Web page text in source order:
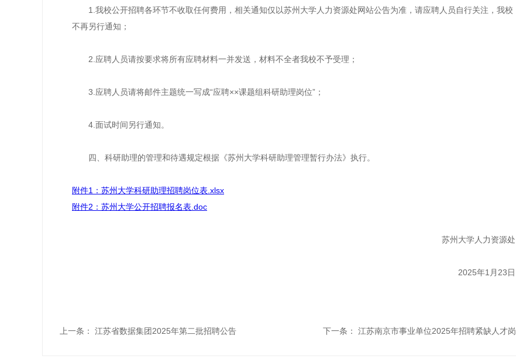
1.我校公开招聘各环节不收取任何费用，相关通知仅以苏州大学人力资源处网站公告为准，请应聘人员自行关注，我校
不再另行通知；
2.应聘人员请按要求将所有应聘材料一并发送，材料不全者我校不予受理；
3.应聘人员请将邮件主题统一写成“应聘××课题组科研助理岗位”；
4.面试时间另行通知。
四、科研助理的管理和待遇规定根据《苏州大学科研助理管理暂行办法》执行。
附件1：苏州大学科研助理招聘岗位表.xlsx
附件2：苏州大学公开招聘报名表.doc
苏州大学人力资源处
2025年1月23日
上一条： 江苏省数据集团2025年第二批招聘公告 下一条： 江苏南京市事业单位2025年招聘紧缺人才岗位目录